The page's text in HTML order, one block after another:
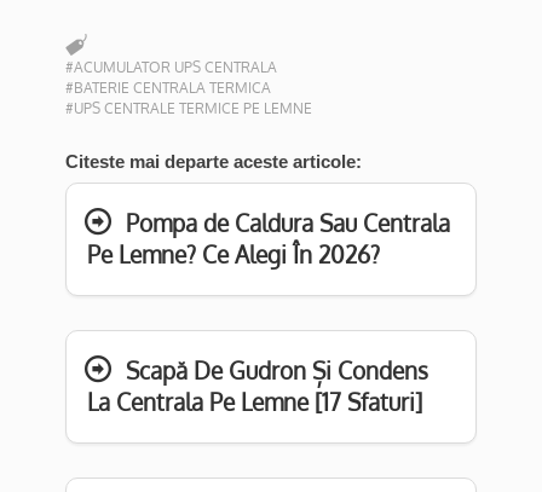
#ACUMULATOR UPS CENTRALA
#BATERIE CENTRALA TERMICA
#UPS CENTRALE TERMICE PE LEMNE
Citeste mai departe aceste articole:
Pompa de Caldura Sau Centrala
Pe Lemne? Ce Alegi În 2026?
Scapă De Gudron Și Condens
La Centrala Pe Lemne [17 Sfaturi]